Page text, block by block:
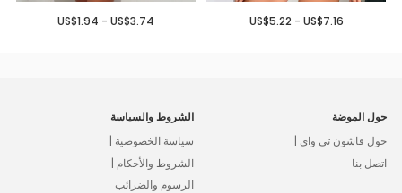
US$5.22 - US$7.16
US$1.94 - US$3.74
حول الموضة
حول فاشون تي واي |
اتصل بنا
الشروط والسياسة
سياسة الخصوصية |
الشروط والأحكام |
الرسوم والضرائب